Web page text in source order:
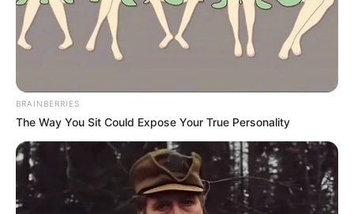
BRAINBERRIES
The Way You Sit Could Expose Your True Personality